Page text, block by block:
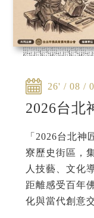
26' / 08 /
2026台北
「2026台北
寮歷史街區，
人技藝、文化
距離感受百年
化與當代創意